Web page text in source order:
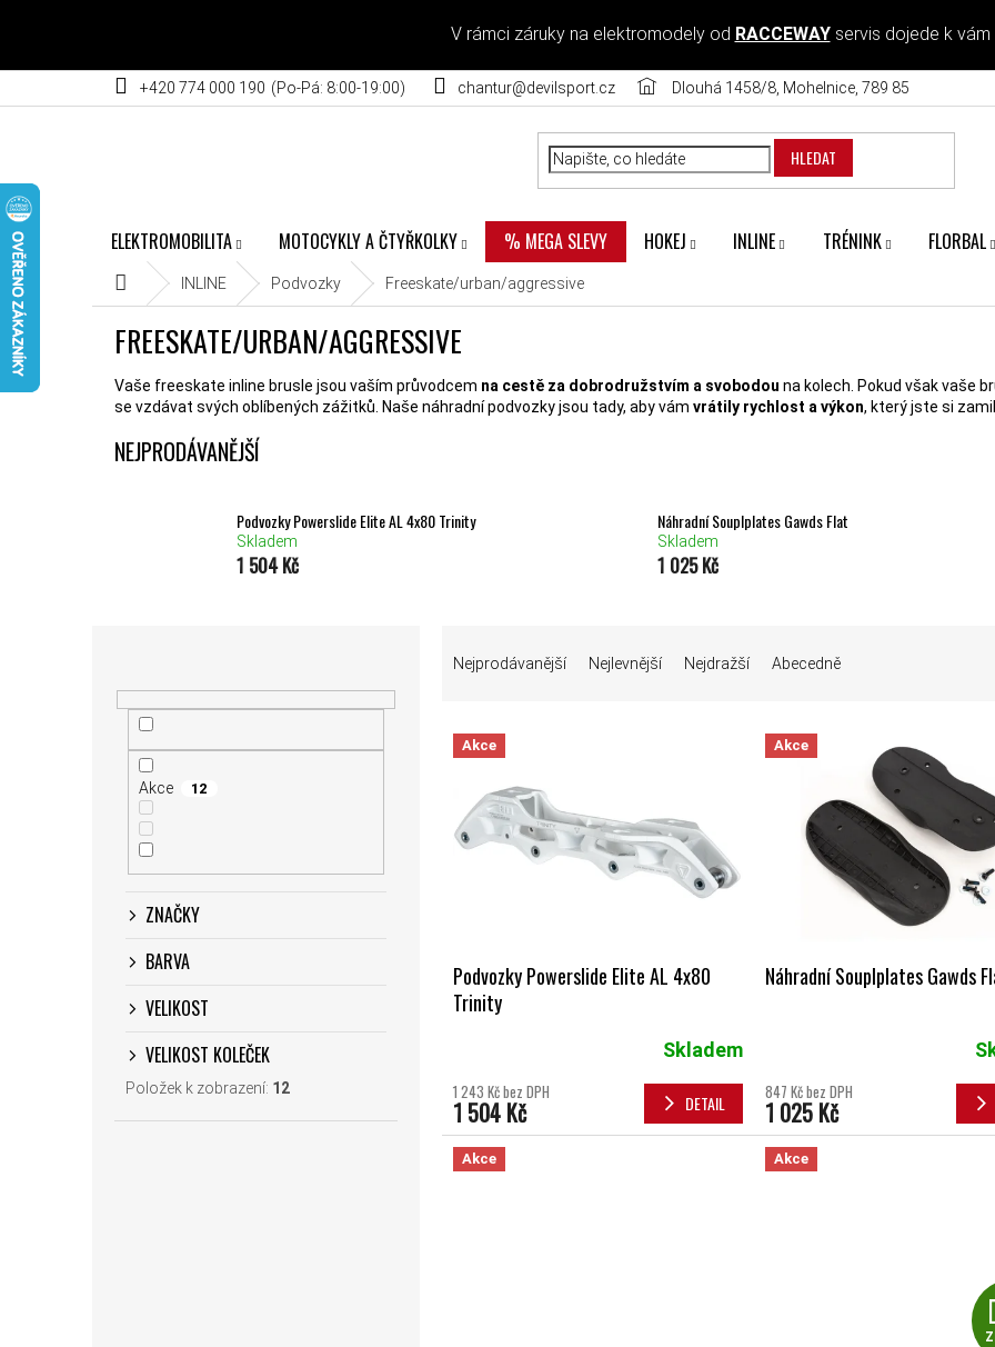
V rámci záruky na elektromodely od RACCEWAYservis dojede k vám
+420 774 000 190 chantur@devilsport.cz Dlouhá 1458/8, Mohelnice, 789 85
HLEDAT
ELEKTROMOBILITA MOTOCYKLY A ČTYŘKOLKY % MEGA SLEVY HOKEJ INLINE TRÉNINK FLORBAL
Domů INLINE Podvozky Freeskate/urban/aggressive
FREESKATE/URBAN/AGGRESSIVE
Vaše freeskate inline brusle jsou vaším průvodcem na cestě za dobrodružstvím a svobodou na kolech. Pokud však vaše
se vzdávat svých oblíbených zážitků. Naše náhradní podvozky jsou tady, aby vám vrátily rychlost a výkon, který jste si
NEJPRODÁVANĚJŠÍ
Podvozky Powerslide Elite AL 4x80 Trinity
Skladem
1 504 Kč
Náhradní Souplplates Gawds Flat
Skladem
1 025 Kč
Akce 12
ZNAČKY
BARVA
VELIKOST
VELIKOST KOLEČEK
Položek k zobrazení: 12
Nejprodávanější Nejlevnější Nejdražší Abecedně
VÝPIS PRODUKTŮ
Akce
Podvozky Powerslide Elite AL 4x80
Trinity
Skladem
1 243 Kč bez DPH
1 504 Kč DETAIL
Akce
Náhradní Souplplates Gawds
847 Kč bez DPH
1 025 Kč
Akce Akce